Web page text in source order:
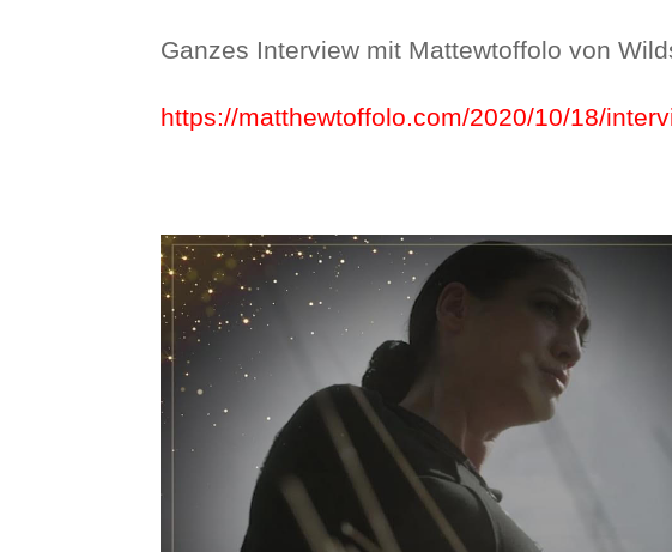
Ganzes Interview mit Mattewtoffolo von
https://matthewtoffolo.com/2020/10/18/